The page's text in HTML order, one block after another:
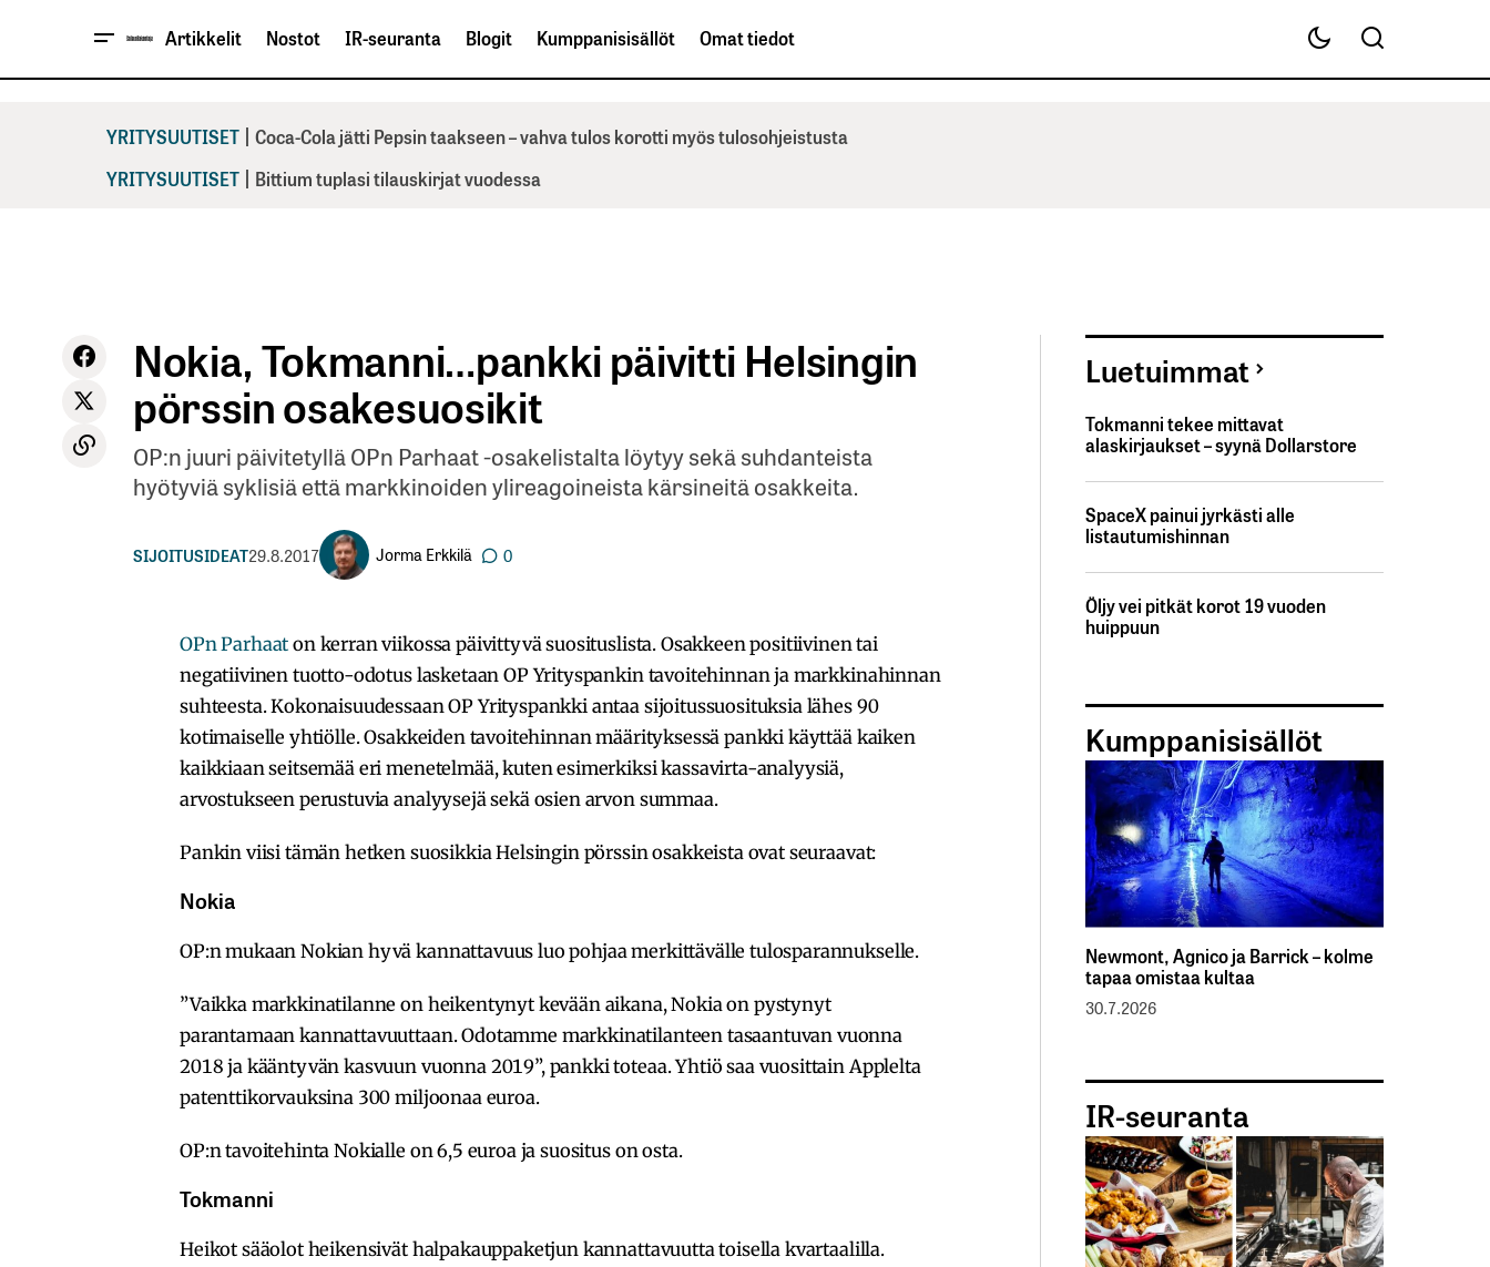
Artikkelit Nostot IR-seuranta Blogit Kumppanisisällöt Omat tiedot
YRITYSUUTISET | Coca-Cola jätti Pepsin taakseen – vahva tulos korotti myös tulosohjeistusta
YRITYSUUTISET | Bittium tuplasi tilauskirjat vuodessa
Nokia, Tokmanni…pankki päivitti Helsingin
pörssin osakesuosikit
OP:n juuri päivitetyllä OPn Parhaat -osakelistalta löytyy sekä suhdanteista
hyötyviä syklisiä että markkinoiden ylireagoineista kärsineitä osakkeita.
SIJOITUSIDEAT29.8.2017 Jorma Erkkilä 0
OPn Parhaat on kerran viikossa päivittyvä suosituslista. Osakkeen positiivinen tai
negatiivinen tuotto-odotus lasketaan OP Yrityspankin tavoitehinnan ja markkinahinnan
suhteesta. Kokonaisuudessaan OP Yrityspankki antaa sijoitussuosituksia lähes 90
kotimaiselle yhtiölle. Osakkeiden tavoitehinnan määrityksessä pankki käyttää kaiken
kaikkiaan seitsemää eri menetelmää, kuten esimerkiksi kassavirta-analyysiä,
arvostukseen perustuvia analyysejä sekä osien arvon summaa.
Pankin viisi tämän hetken suosikkia Helsingin pörssin osakkeista ovat seuraavat:
Nokia
OP:n mukaan Nokian hyvä kannattavuus luo pohjaa merkittävälle tulosparannukselle.
”Vaikka markkinatilanne on heikentynyt kevään aikana, Nokia on pystynyt
parantamaan kannattavuuttaan. Odotamme markkinatilanteen tasaantuvan vuonna
2018 ja kääntyvän kasvuun vuonna 2019”, pankki toteaa. Yhtiö saa vuosittain Applelta
patenttikorvauksina 300 miljoonaa euroa.
OP:n tavoitehinta Nokialle on 6,5 euroa ja suositus on osta.
Tokmanni
Heikot sääolot heikensivät halpakauppaketjun kannattavuutta toisella kvartaalilla.
Luetuimmat
Tokmanni tekee mittavat
alaskirjaukset – syynä Dollarstore
SpaceX painui jyrkästi alle
listautumishinnan
Öljy vei pitkät korot 19 vuoden
huippuun
Kumppanisisällöt
Newmont, Agnico ja Barrick – kolme
tapaa omistaa kultaa
30.7.2026
IR-seuranta